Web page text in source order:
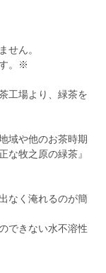
せん。
。※
工場より、緑茶を
域や他のお茶時期
な牧之原の緑茶』
なく淹れるのが簡
できない水不溶性